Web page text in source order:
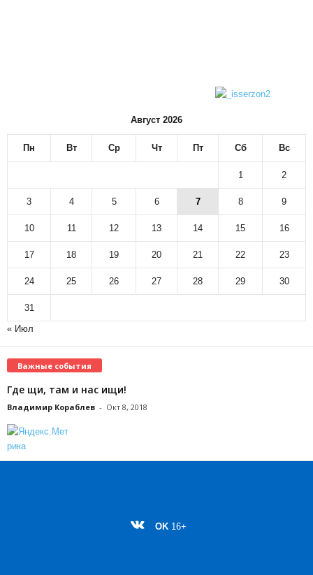
Август 2026
Пн Вт Ср Чт Пт Сб Вс
1 2
3 4 5 6 7 8 9
10 11 12 13 14 15 16
17 18 19 20 21 22 23
24 25 26 27 28 29 30
31
« Июл
Важные события
Где щи, там и нас ищи!
Владимир Кораблев - Окт 8, 2018
OK 16+